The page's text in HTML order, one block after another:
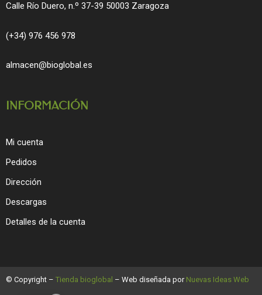
Calle Río Duero, n.º 37-39 50003 Zaragoza
(+34) 976 456 978
almacen@bioglobal.es
INFORMACIÓN
Mi cuenta
Pedidos
Dirección
Descargas
Detalles de la cuenta
© Copyright – Tienda bioglobal – Web diseñada por Nuevas Ideas Web